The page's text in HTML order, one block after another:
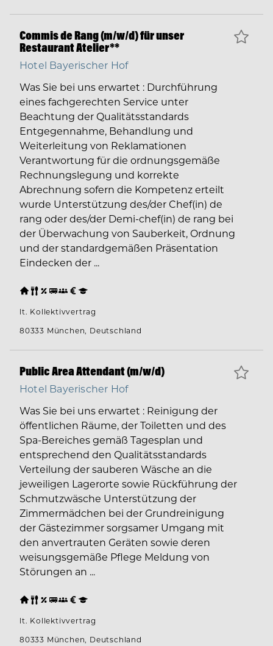
Commis de Rang (m/w/d) für unser
Restaurant Atelier**
Hotel Bayerischer Hof
Was Sie bei uns erwartet : Durchführung
eines fachgerechten Service unter
Beachtung der Qualitätsstandards
Entgegennahme, Behandlung und
Weiterleitung von Reklamationen
Verantwortung für die ordnungsgemäße
Rechnungslegung und korrekte
Abrechnung sofern die Kompetenz erteilt
wurde Unterstützung des/der Chef(in) de
rang oder des/der Demi-chef(in) de rang bei
der Überwachung von Sauberkeit, Ordnung
und der standardgemäßen Präsentation
Eindecken der ...
lt. Kollektivvertrag
80333 München, Deutschland
Public Area Attendant (m/w/d)
Hotel Bayerischer Hof
Was Sie bei uns erwartet : Reinigung der
öffentlichen Räume, der Toiletten und des
Spa-Bereiches gemäß Tagesplan und
entsprechend den Qualitätsstandards
Verteilung der sauberen Wäsche an die
jeweiligen Lagerorte sowie Rückführung der
Schmutzwäsche Unterstützung der
Zimmermädchen bei der Grundreinigung
der Gästezimmer sorgsamer Umgang mit
den anvertrauten Geräten sowie deren
weisungsgemäße Pflege Meldung von
Störungen an ...
lt. Kollektivvertrag
80333 München, Deutschland